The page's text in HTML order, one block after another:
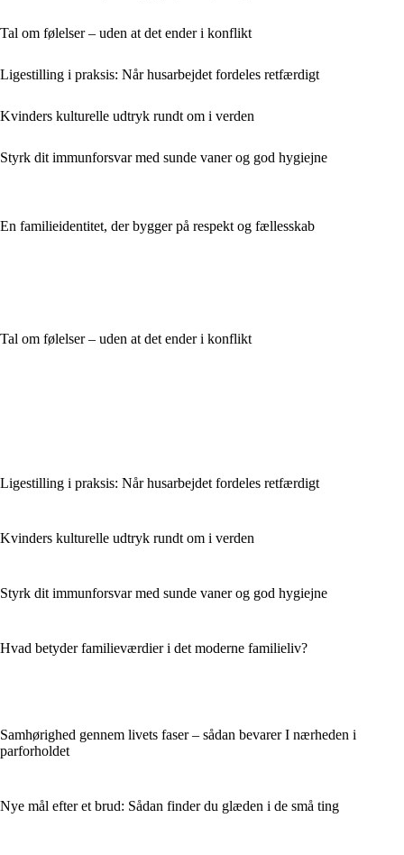
Tal om følelser – uden at det ender i konflikt
Ligestilling i praksis: Når husarbejdet fordeles retfærdigt
Kvinders kulturelle udtryk rundt om i verden
Styrk dit immunforsvar med sunde vaner og god hygiejne
En familieidentitet, der bygger på respekt og fællesskab
Tal om følelser – uden at det ender i konflikt
Ligestilling i praksis: Når husarbejdet fordeles retfærdigt
Kvinders kulturelle udtryk rundt om i verden
Styrk dit immunforsvar med sunde vaner og god hygiejne
Hvad betyder familieværdier i det moderne familieliv?
Samhørighed gennem livets faser – sådan bevarer I nærheden i
parforholdet
Nye mål efter et brud: Sådan finder du glæden i de små ting